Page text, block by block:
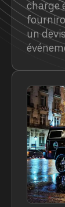
charge
un